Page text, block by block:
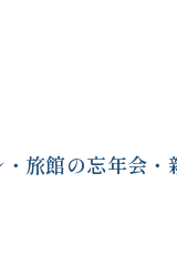
旅館の忘年会・